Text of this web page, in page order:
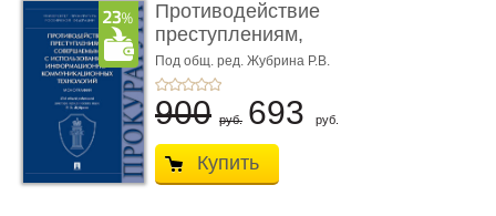
Противодействие
преступлениям,
совершаемым с ...
Под общ. ред. Жубрина Р.В.
900 руб. 693 руб.
Купить